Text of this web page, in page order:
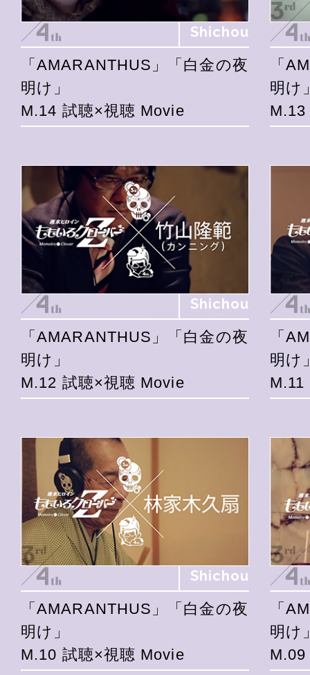
Shichou
「AMARANTHUS」「白金の夜
明け」
M.14 試聴×視聴 Movie
「
明け
Shichou
「AMARANTHUS」「白金の夜
明け」
M.12 試聴×視聴 Movie
「
明け
Shichou
「AMARANTHUS」「白金の夜
明け」
M.10 試聴×視聴 Movie
「
明け